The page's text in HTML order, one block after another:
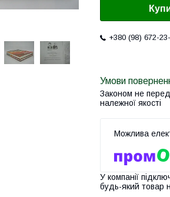
+380 (98) 672-
Законом не
належної якості
У компанії
будь-який товар